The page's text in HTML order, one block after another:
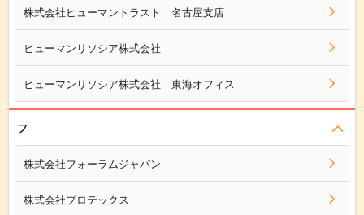
株式会社ヒューマントラスト 名古屋支店
ヒューマンリソシア株式会社
ヒューマンリソシア株式会社 東海オフィス
フ
株式会社フォーラムジャパン
株式会社プロテックス